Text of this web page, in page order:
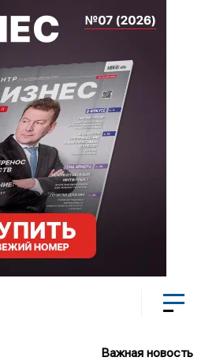
Важная новость